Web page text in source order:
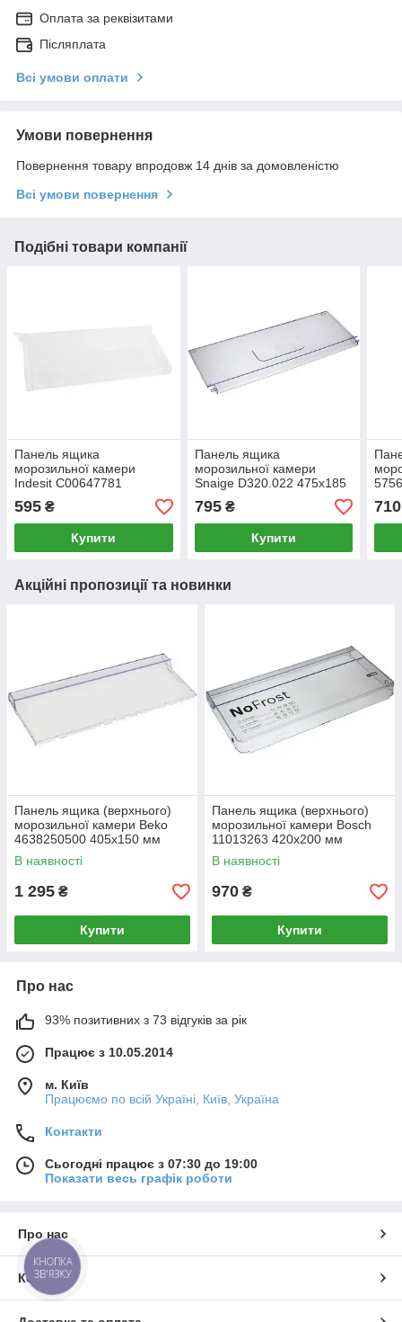
Оплата за реквізитами
Післяплата
Всі умови оплати
Умови повернення
Повернення товару впродовж 14 днів за домовленістю
Всі умови повернення
Подібні товари компанії
Панель ящика
морозильної камери
Indesit C00647781
420х195 мм (відкидна,
верхня)
595 ₴
Купити
Панель ящика
морозильної камери
Snaige D320.022 475х185
мм (відкидна)
795₴
Купити
710
Акційні пропозиції та новинки
Панель ящика (верхнього)
морозильної камери Beko
4638250500 405х150 мм
В наявності
1 295 ₴
Купити
Панель ящика (верхнього)
морозильної камери Bosch
11013263 420х200 мм
В наявності
970 ₴
Купити
Про нас
93% позитивних з 73 відгуків за рік
Працює з 10.05.2014
м. Київ
Працюємо по всій Україні, Київ, Україна
Контакти
Сьогодні працює з 07:30 до 19:00
Показати весь графік роботи
Про нас
Контакти
КНОПКА
ЗВ'ЯЗКУ